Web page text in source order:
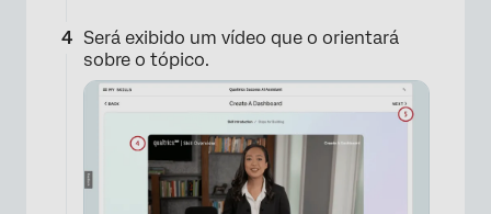
Será exibido um vídeo que o orientará
sobre o tópico.